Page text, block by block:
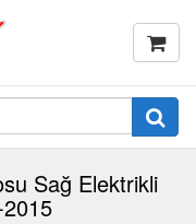
Sağ Elektrikli